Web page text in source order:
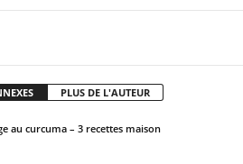
PLUS DE L'AUTEUR
au curcuma – 3 recettes maison